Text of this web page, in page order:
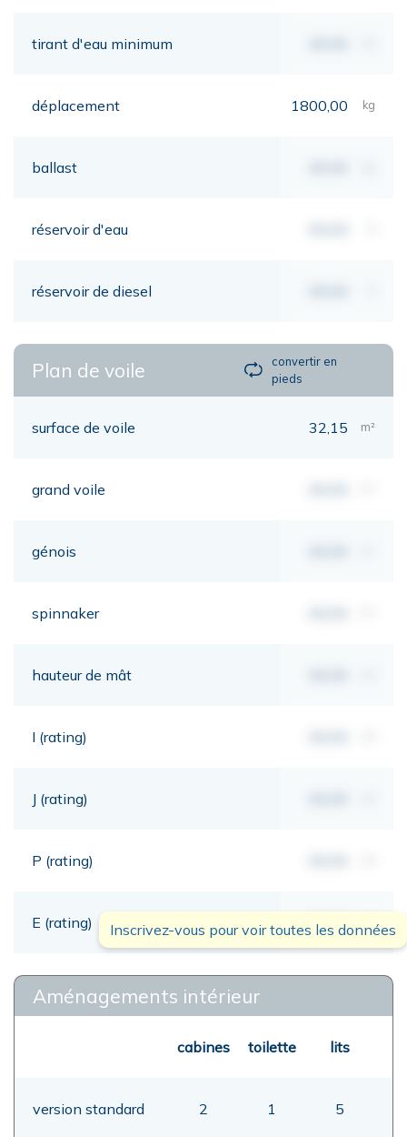
tirant d'eau minimum
déplacement 1800,00 kg
ballast
réservoir d'eau
réservoir de diesel
Plan de voile
convertir en
pieds
surface de voile 32,15 m²
grand voile
génois
spinnaker
hauteur de mât
I (rating)
J (rating)
P (rating)
E (rating) 00,00
Inscrivez-vous pour voir toutes les données
Aménagements intérieur
cabines toilette lits
version standard 2 1 5